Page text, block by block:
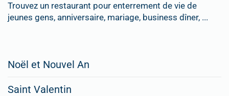
Trouvez un restaurant pour enterrement de vie de
jeunes gens, anniversaire, mariage, business dîner, ...
Noël et Nouvel An
Saint Valentin